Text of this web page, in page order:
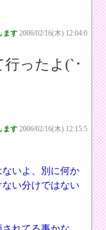
ます 2006/02/16(木) 12:04:0
ったよ(`･
ます 2006/02/16(木) 12:15:5
いよ、別に何か
い分けではない